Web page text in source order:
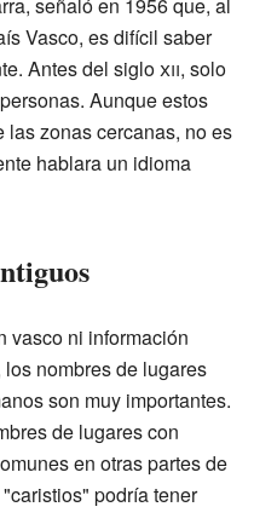
señaló en 1956 que, al
Vasco, es difícil saber
Antes del sigloxii, solo
Aunque estos
las zonas cercanas, no es
hablara un idioma
vasco ni información
nombres de lugares
son muy importantes.
de lugares con
en otras partes de
podría tener